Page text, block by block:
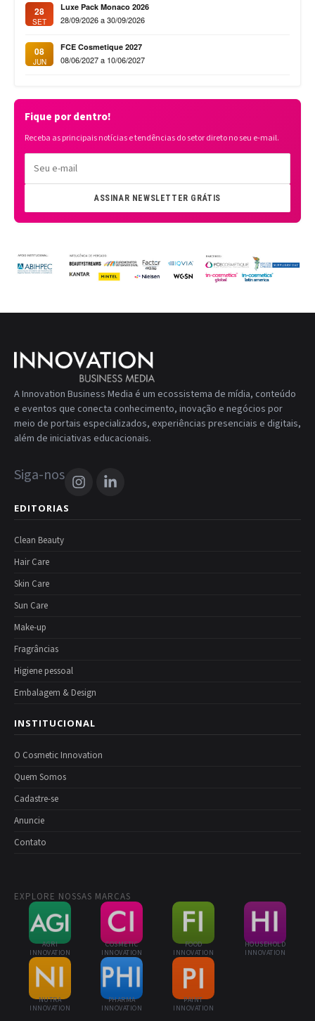
28
SET
Luxe Pack Monaco 2026
28/09/2026 a 30/09/2026
08
JUN
FCE Cosmetique 2027
08/06/2027 a 10/06/2027
Fique por dentro!
Receba as principais notícias e tendências do setor direto no seu e-mail.
ASSINAR NEWSLETTER GRÁTIS
A Innovation Business Media é um ecossistema de mídia, conteúdo
e eventos que conecta conhecimento, inovação e negócios por
meio de portais especializados, experiências presenciais e digitais,
além de iniciativas educacionais.
Siga-nos
EDITORIAS
Clean Beauty
Hair Care
Skin Care
Sun Care
Make-up
Fragrâncias
Higiene pessoal
Embalagem & Design
INSTITUCIONAL
O Cosmetic Innovation
Quem Somos
Cadastre-se
Anuncie
Contato
EXPLORE NOSSAS MARCAS
AGRI
INNOVATION
COSMETIC
INNOVATION
FOOD
INNOVATION
HOUSEHOLD
INNOVATION
NUTRA
INNOVATION
PHARMA
INNOVATION
PAINT
INNOVATION